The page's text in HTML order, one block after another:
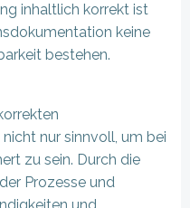
inhaltlich korrekt ist
keine
bestehen.
nur sinnvoll, um bei
zu sein. Durch die
Prozesse und